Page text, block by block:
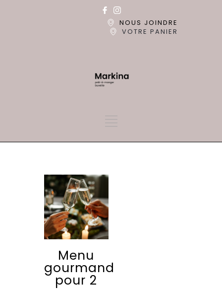
NOUS JOINDRE
VOTRE PANIER
Menu
gourmand
pour 2